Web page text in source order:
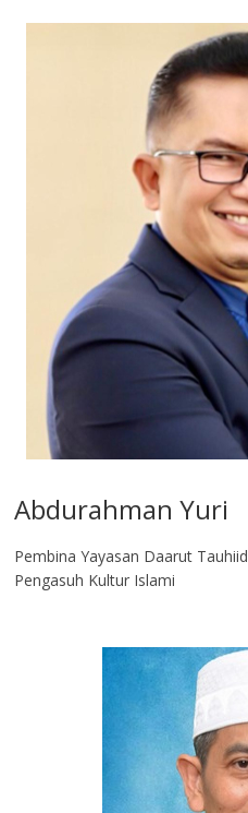
Abdurahman Yuri
Pembina Yayasan Daarut Tauhiid
Pengasuh Kultur Islami